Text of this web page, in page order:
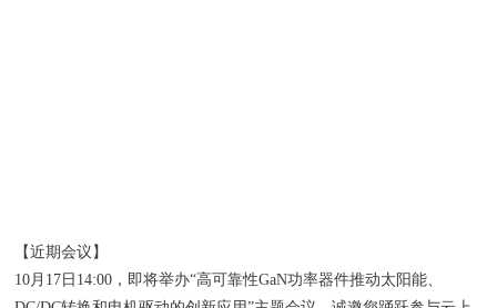
【近期会议】
10月17日14:00，即将举办“高可靠性GaN功率器件推动太阳能、